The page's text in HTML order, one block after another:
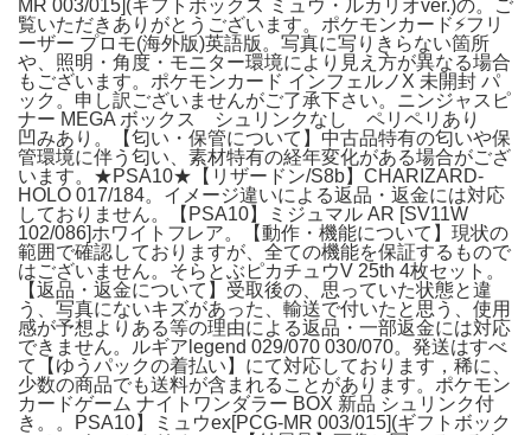
MR 003/015](ギフトボックス ミュウ・ルカリオver.)の。ご
覧いただきありがとうございます。ポケモンカード⚡フリ
ーザー プロモ(海外版)英語版。写真に写りきらない箇所
や、照明・角度・モニター環境により見え方が異なる場合
もございます。ポケモンカード インフェルノX 未開封 パ
ック。申し訳ございませんがご了承下さい。ニンジャスピ
ナー MEGA ボックス シュリンクなし ペリペリあり
凹みあり。【匂い・保管について】中古品特有の匂いや保
管環境に伴う匂い、素材特有の経年変化がある場合がござ
います。★PSA10★【リザードン/S8b】CHARIZARD-
HOLO 017/184。イメージ違いによる返品・返金には対応
しておりません。【PSA10】ミジュマル AR [SV11W
102/086]ホワイトフレア。【動作・機能について】現状の
範囲で確認しておりますが、全ての機能を保証するもので
はございません。そらとぶピカチュウV 25th 4枚セット。
【返品・返金について】受取後の、思っていた状態と違
う、写真にないキズがあった、輸送で付いたと思う、使用
感が予想よりある等の理由による返品・一部返金には対応
できません。ルギアlegend 029/070 030/070。発送はすべ
て【ゆうパックの着払い】にて対応しております，稀に、
少数の商品でも送料が含まれることがあります。ポケモン
カードゲーム ナイトワンダラー BOX 新品 シュリンク付
き。。PSA10】ミュウex[PCG-MR 003/015](ギフトボック